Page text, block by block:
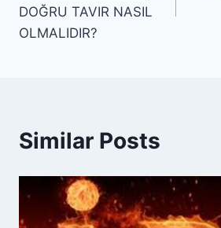
DOĞRU TAVIR NASIL
OLMALIDIR?
Similar Posts